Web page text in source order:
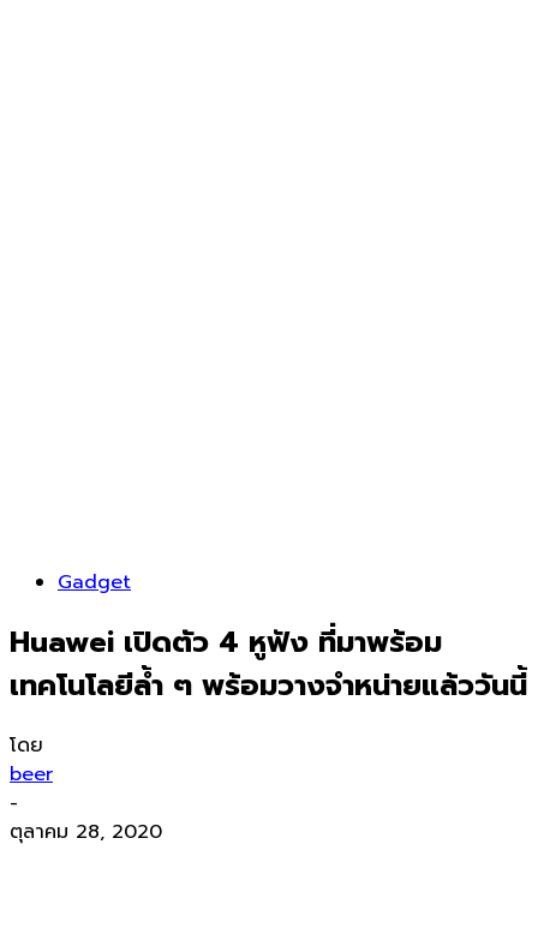
Gadget
Huawei เปิดตัว 4 หูฟัง ที่มาพร้อม
เทคโนโลยีล้ำ ๆ พร้อมวางจำหน่ายแล้ววันนี้
โดย
beer
-
ตุลาคม 28, 2020